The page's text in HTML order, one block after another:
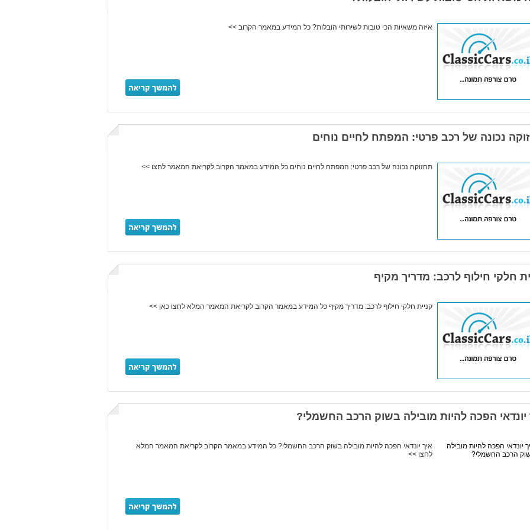
איזה משאיות הכי טובות לשירותי הובלות? כל המידע במאמר הקרוב >>
נכונה של רכב פרטי: המפתח לחיים נוחים
תחזוקה נכונה של רכב פרטי: המפתח לחיים נוחים כל המידע במאמר הקרוב לקריאת המאמר לחצו >>
חלקי חילוף לרכב: מדריך מקיף
קניית חלקי חילוף לרכב: מדריך מקיף כל המידע במאמר הקרוב לקריאת המאמר המלא לחצו כאן >>
יונדאי הפכה להיות מובילה בשוק הרכב החשמלי?
איך יונדאי הפכה להיות מובילה בשוק הרכב החשמלי? כל המידע במאמר הקרוב לקריאת המאמר המלא
לחצו >>